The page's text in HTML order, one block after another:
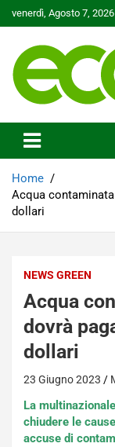
to
venerdì, Agosto 7, 2026
Ecoo.it
Home
Acqua
dollari
NEWS GREEN
Acqua
dovrà
dollari
23 Giugno 2023
La
chiudere le
accuse di